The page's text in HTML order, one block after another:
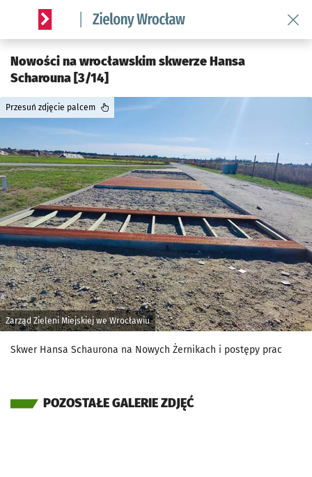
Serwis informacyjny wroclaw.pl podserwis: Środowisko we
Nowości na wrocławskim skwerze Hansa
Scharouna [3/14]
Zarząd Zieleni Miejskiej we Wrocławiu
Przesuń zdjęcie palcem
Skwer Hansa Schaurona na Nowych Żernikach i postępy prac
POZOSTAŁE GALERIE ZDJĘĆ